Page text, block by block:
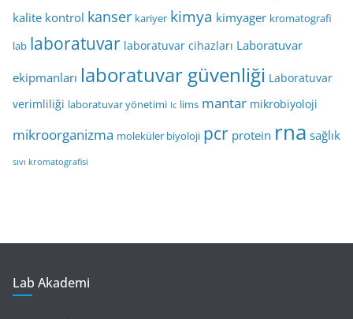
kalite kontrol kanser kariyer kimya kimyager kromatografi
lab laboratuvar laboratuvar cihazları Laboratuvar
ekipmanları laboratuvar güvenliği Laboratuvar
verimliliği laboratuvar yönetimi lc lims mantar mikrobiyoloji
mikroorganizma moleküler biyoloji pcr protein rna sağlık
sıvı kromatografisi
Lab Akademi